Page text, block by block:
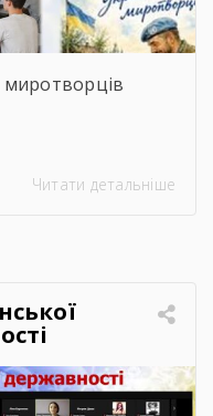
миротворців
Читати детальніше